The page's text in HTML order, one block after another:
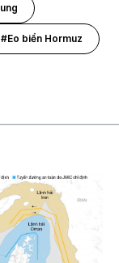
#Eo biển Hormuz